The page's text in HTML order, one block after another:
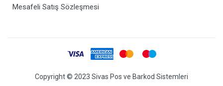
Mesafeli Satış Sözleşmesi
Copyright © 2023 Sivas Pos ve Barkod Sistemleri